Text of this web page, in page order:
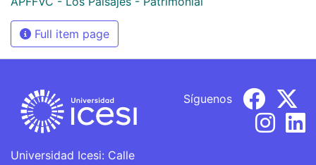
Full item page
Universidad Icesi: Calle
Síguenos